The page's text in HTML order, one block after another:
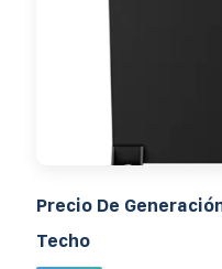
Precio De
Techo